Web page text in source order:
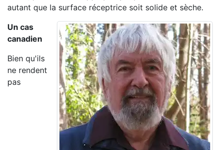
autant que la surface réceptrice soit solide et sèche.
Un cas
canadien
Bien qu'ils
ne rendent
pas